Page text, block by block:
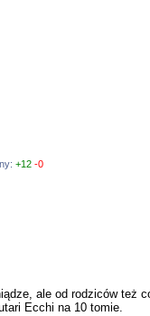
+12 -0
ale od rodziców
Ecchi na 10 tomie.